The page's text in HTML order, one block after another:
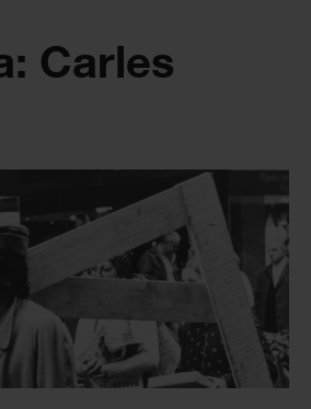
Carles